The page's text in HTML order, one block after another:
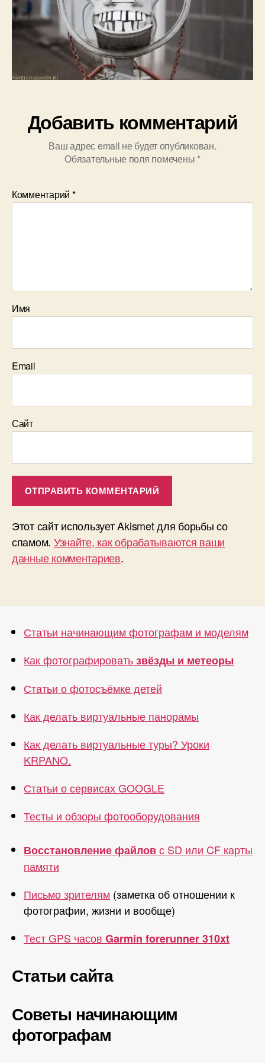
Добавить комментарий
Ваш адрес email не будет опубликован.
Обязательные поля помечены *
Комментарий *
Имя
Email
Сайт
Этот сайт использует Akismet для борьбы со
спамом. Узнайте, как обрабатываются ваши
данные комментариев.
Статьи начинающим фотографам и моделям
Как фотографироватьзвёзды и метеоры
Статьи о фотосъёмке детей
Как делать виртуальные панорамы
Как делать виртуальные туры? Уроки
KRPANO.
Статьи о сервисах GOOGLE
Тесты и обзоры фотооборудования
Восстановление файловс SD или CF карты
памяти
Письмо зрителям (заметка об отношении к
фотографии, жизни и вообще)
Тест GPS часов Garmin forerunner 310xt
Статьи сайта
Советы начинающим
фотографам